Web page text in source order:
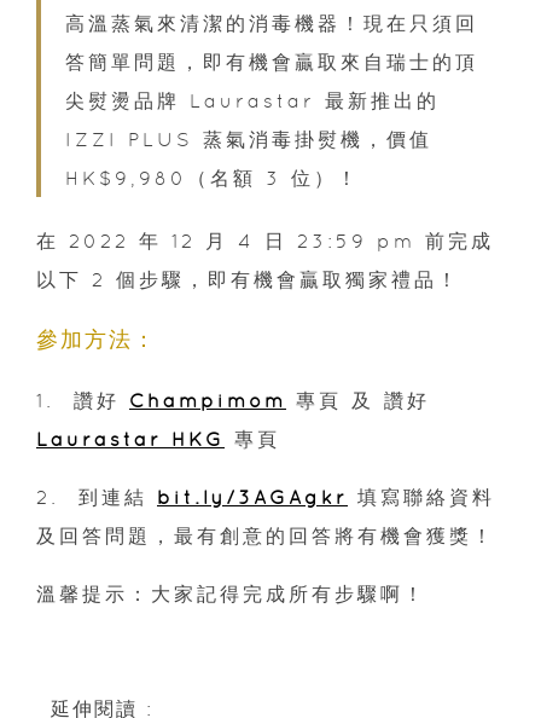
高溫蒸氣來清潔的消毒機器！現在只須回
答簡單問題，即有機會贏取來自瑞士的頂
尖熨燙品牌 Laurastar 最新推出的
IZZI PLUS 蒸氣消毒掛熨機，價值
HK$9,980（名額 3 位）！
在 2022 年 12 月 4 日 23:59 pm 前完成
以下 2 個步驟，即有機會贏取獨家禮品！
參加方法：
1. 讚好 Champimom
專頁 及 讚好
Laurastar HKG
專頁
2. 到連結 bit.ly/3AGAgkr
填寫聯絡資料
及回答問題，最有創意的回答將有機會獲獎！
溫馨提示：大家記得完成所有步驟啊！
延伸閱讀 :